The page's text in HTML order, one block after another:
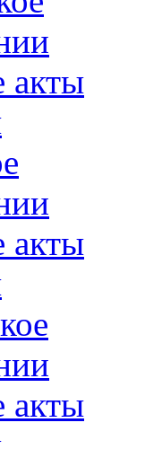
акты
акты
акты